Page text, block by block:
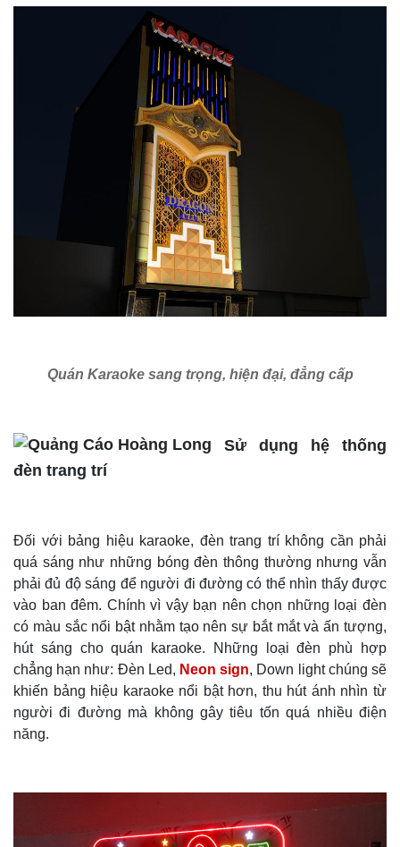
Quán Karaoke sang trọng, hiện đại, đẳng cấp
Sử dụng hệ thống
đèn trang trí
Đối với bảng hiệu karaoke, đèn trang trí không cần phải
quá sáng như những bóng đèn thông thường nhưng vẫn
phải đủ độ sáng để người đi đường có thể nhìn thấy được
vào ban đêm. Chính vì vậy bạn nên chọn những loại đèn
có màu sắc nổi bật nhằm tạo nên sự bắt mắt và ấn tượng,
hút sáng cho quán karaoke. Những loại đèn phù hợp
chẳng hạn như: Đèn Led, Neon sign, Down light chúng sẽ
khiến bảng hiệu karaoke nổi bật hơn, thu hút ánh nhìn từ
người đi đường mà không gây tiêu tốn quá nhiều điện
năng.